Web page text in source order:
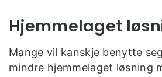
Hjemmelaget
Mange vil kanskje benytte
mindre hjemmelaget løsning